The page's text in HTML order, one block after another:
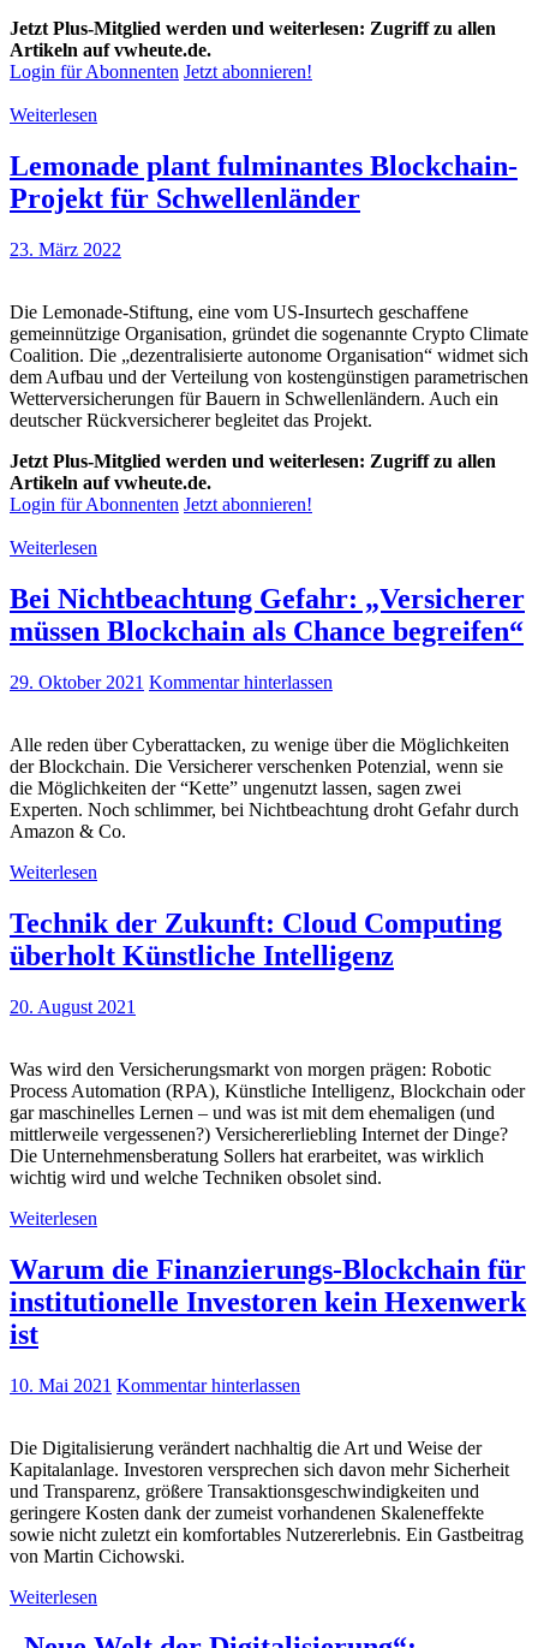
Jetzt Plus-Mitglied werden und weiterlesen: Zugriff zu allen
Artikeln auf vwheute.de.
Login für Abonnenten Jetzt abonnieren!
Weiterlesen
Lemonade plant fulminantes Blockchain-
Projekt für Schwellenländer
23. März 2022
Die Lemonade-Stiftung, eine vom US-Insurtech geschaffene
gemeinnützige Organisation, gründet die sogenannte Crypto Climate
Coalition. Die „dezentralisierte autonome Organisation“ widmet sich
dem Aufbau und der Verteilung von kostengünstigen parametrischen
Wetterversicherungen für Bauern in Schwellenländern. Auch ein
deutscher Rückversicherer begleitet das Projekt.
Jetzt Plus-Mitglied werden und weiterlesen: Zugriff zu allen
Artikeln auf vwheute.de.
Login für Abonnenten Jetzt abonnieren!
Weiterlesen
Bei Nichtbeachtung Gefahr: „Versicherer
müssen Blockchain als Chance begreifen“
29. Oktober 2021 Kommentar hinterlassen
Alle reden über Cyberattacken, zu wenige über die Möglichkeiten
der Blockchain. Die Versicherer verschenken Potenzial, wenn sie
die Möglichkeiten der “Kette” ungenutzt lassen, sagen zwei
Experten. Noch schlimmer, bei Nichtbeachtung droht Gefahr durch
Amazon & Co.
Weiterlesen
Technik der Zukunft: Cloud Computing
überholt Künstliche Intelligenz
20. August 2021
Was wird den Versicherungsmarkt von morgen prägen: Robotic
Process Automation (RPA), Künstliche Intelligenz, Blockchain oder
gar maschinelles Lernen – und was ist mit dem ehemaligen (und
mittlerweile vergessenen?) Versichererliebling Internet der Dinge?
Die Unternehmensberatung Sollers hat erarbeitet, was wirklich
wichtig wird und welche Techniken obsolet sind.
Weiterlesen
Warum die Finanzierungs-Blockchain für
institutionelle Investoren kein Hexenwerk
ist
10. Mai 2021 Kommentar hinterlassen
Die Digitalisierung verändert nachhaltig die Art und Weise der
Kapitalanlage. Investoren versprechen sich davon mehr Sicherheit
und Transparenz, größere Transaktionsgeschwindigkeiten und
geringere Kosten dank der zumeist vorhandenen Skaleneffekte
sowie nicht zuletzt ein komfortables Nutzererlebnis. Ein Gastbeitrag
von Martin Cichowski.
Weiterlesen